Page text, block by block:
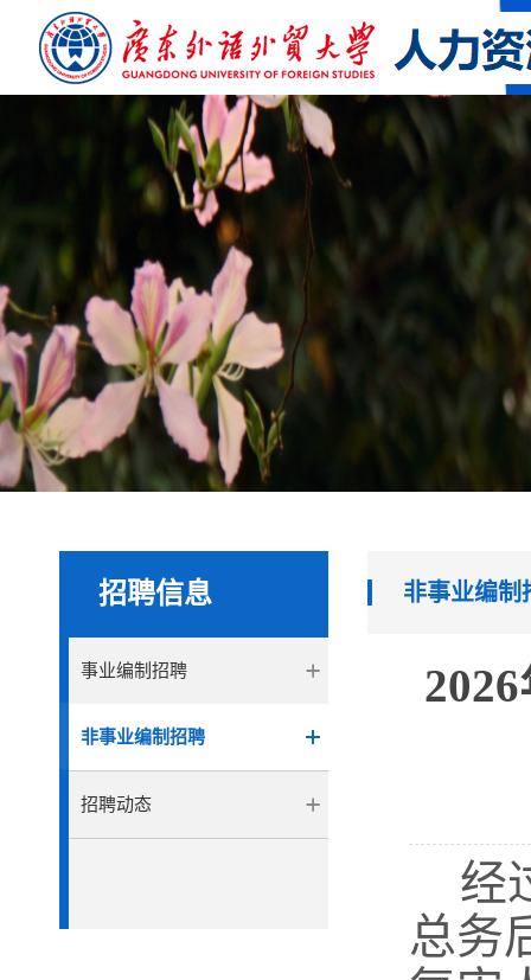
招聘信息
事业编制招聘
非事业编制招聘
招聘动态
非事业编制
经
总务